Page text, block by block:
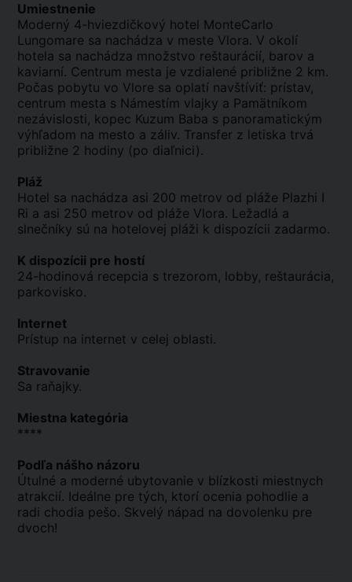
Umiestnenie
Moderný 4-hviezdičkový hotel MonteCarlo
Lungomare sa nachádza v meste Vlora. V okolí
hotela sa nachádza množstvo reštaurácií, barov a
kaviarní. Centrum mesta je vzdialené približne 2 km.
Počas pobytu vo Vlore sa oplatí navštíviť: prístav,
centrum mesta s Námestím vlajky a Pamätníkom
nezávislosti, kopec Kuzum Baba s panoramatickým
výhľadom na mesto a záliv. Transfer z letiska trvá
približne 2 hodiny (po diaľnici).
Pláž
Hotel sa nachádza asi 200 metrov od pláže Plazhi I
Ri a asi 250 metrov od pláže Vlora. Ležadlá a
slnečníky sú na hotelovej pláži k dispozícii zadarmo.
K dispozícii pre hostí
24-hodinová recepcia s trezorom, lobby, reštaurácia,
parkovisko.
Internet
Prístup na internet v celej oblasti.
Stravovanie
Sa raňajky.
Miestna kategória
****
Podľa nášho názoru
Útulné a moderné ubytovanie v blízkosti miestnych
atrakcií. Ideálne pre tých, ktorí ocenia pohodlie a
radi chodia pešo. Skvelý nápad na dovolenku pre
dvoch!